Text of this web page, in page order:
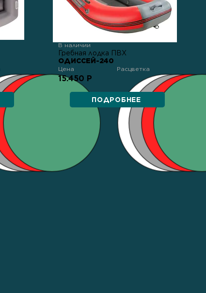
В наличии
Гребная лодка ПВХ
ОДИССЕЙ-240
Цена
15.450 Р
Расцветка
ПОДРОБНЕЕ